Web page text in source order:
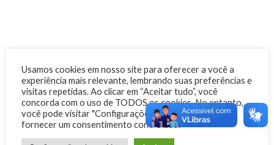
GOSTOU DO QUE
VIU?
Se você gostou do que viu até agora, imagine o
Usamos cookies em nosso site para oferecer a você a
experiência mais relevante, lembrando suas preferências e
visitas repetidas. Ao clicar em “Aceitar tudo”, você
concorda com o uso de TODOS os cookies. No entanto,
você pode visitar "Configurações de cookies" para
fornecer um consentimento controlado.